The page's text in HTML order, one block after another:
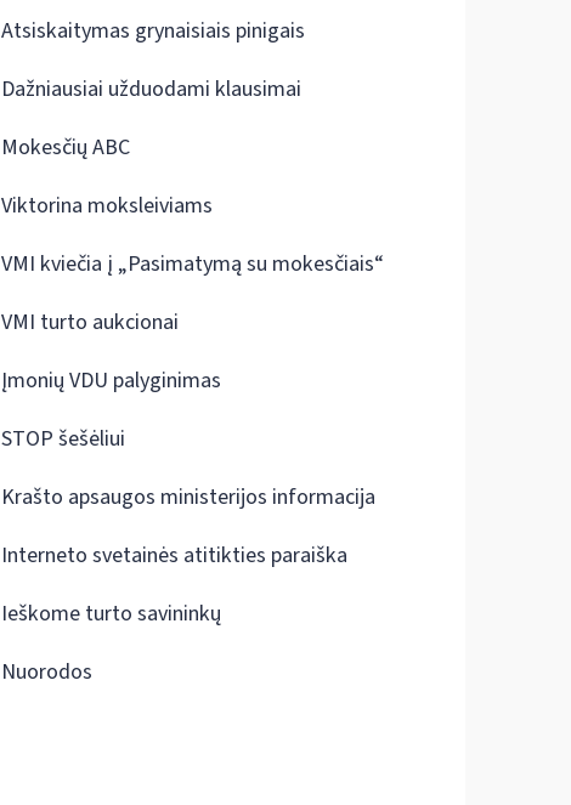
Atsiskaitymas grynaisiais pinigais
Dažniausiai užduodami klausimai
Mokesčių ABC
Viktorina moksleiviams
VMI kviečia į „Pasimatymą su mokesčiais“
VMI turto aukcionai
Įmonių VDU palyginimas
STOP šešėliui
Krašto apsaugos ministerijos informacija
Interneto svetainės atitikties paraiška
Ieškome turto savininkų
Nuorodos